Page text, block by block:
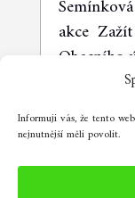
Informuji vás, že tento
nejnutnější měli povolit.
akce
Obecního
Co